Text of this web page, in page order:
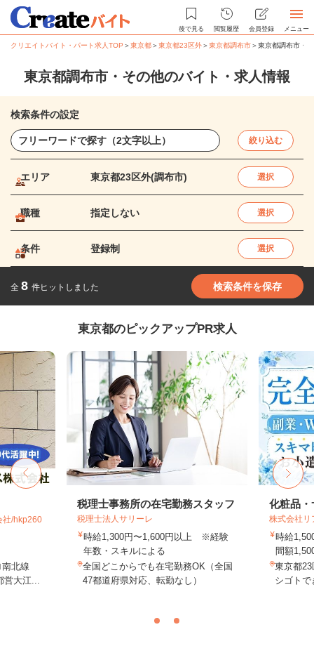
後で見る 閲覧履歴 会員登録 メニュー
クリエイトバイト・パート求人TOP ＞東京都＞東京都23区外＞東京都調布市＞東京都調布市・
東京都調布市・その他のバイト・求人情報
検索条件の設定
絞り込む
エリア 東京都23区外(調布市) 選択
職種 指定しない 選択
条件 登録制 選択
全 8 件ヒットしました 検索条件を保存
東京都のピックアップPR求人
社/hkp260
北線
大江...
税理士事務所の在宅勤務スタッフ
税理士法人サリーレ
時給1,300円〜1,600円以上 ※経験
年数・スキルによる
全国どこからでも在宅勤務OK（全国
47都道府県対応、転勤なし）
化粧品・
株式会社リ
時給
間額
東京都
シゴト